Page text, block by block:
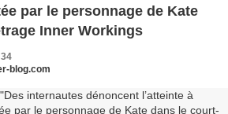
par le personnage de Kate
Inner Workings
blog.com